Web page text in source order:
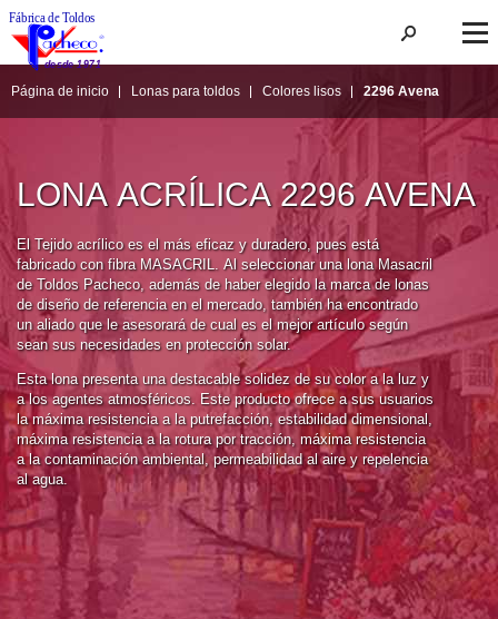
Página de inicio Lonas para toldos Colores lisos 2296 Avena
LONA ACRÍLICA 2296 AVENA
El Tejido acrílico es el más eficaz y duradero, pues está
fabricado con fibra MASACRIL. Al seleccionar una lona Masacril
de Toldos Pacheco, además de haber elegido la marca de lonas
de diseño de referencia en el mercado, también ha encontrado
un aliado que le asesorará de cual es el mejor artículo según
sean sus necesidades en protección solar.
Esta lona presenta una destacable solidez de su color a la luz y
a los agentes atmosféricos. Este producto ofrece a sus usuarios
la máxima resistencia a la putrefacción, estabilidad dimensional,
máxima resistencia a la rotura por tracción, máxima resistencia
a la contaminación ambiental, permeabilidad al aire y repelencia
al agua.